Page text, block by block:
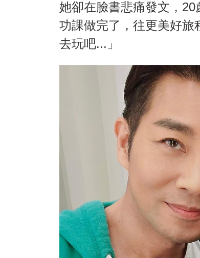
她卻在臉書悲痛發文，20
功課做完了，往更美好旅
去玩吧...」